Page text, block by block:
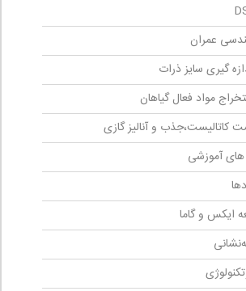
عمران
گیری سایز ذرات
مواد فعال گیاهان
کاتالیست،جذب و آنالیز گازی
های آموزشی
ایکس و گاما